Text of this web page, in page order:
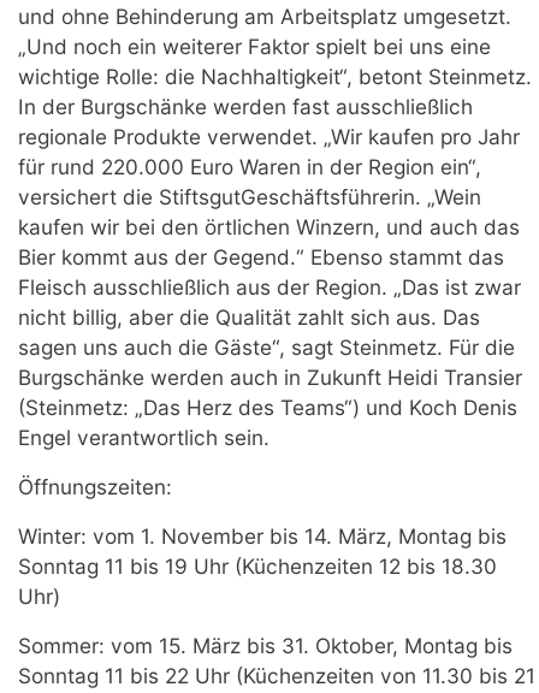
und ohne Behinderung am Arbeitsplatz umgesetzt.
„Und noch ein weiterer Faktor spielt bei uns eine
wichtige Rolle: die Nachhaltigkeit“, betont Steinmetz.
In der Burgschänke werden fast ausschließlich
regionale Produkte verwendet. „Wir kaufen pro Jahr
für rund 220.000 Euro Waren in der Region ein“,
versichert die StiftsgutGeschäftsführerin. „Wein
kaufen wir bei den örtlichen Winzern, und auch das
Bier kommt aus der Gegend.“ Ebenso stammt das
Fleisch ausschließlich aus der Region. „Das ist zwar
nicht billig, aber die Qualität zahlt sich aus. Das
sagen uns auch die Gäste“, sagt Steinmetz. Für die
Burgschänke werden auch in Zukunft Heidi Transier
(Steinmetz: „Das Herz des Teams“) und Koch Denis
Engel verantwortlich sein.
Öffnungszeiten:
Winter: vom 1. November bis 14. März, Montag bis
Sonntag 11 bis 19 Uhr (Küchenzeiten 12 bis 18.30
Uhr)
Sommer: vom 15. März bis 31. Oktober, Montag bis
Sonntag 11 bis 22 Uhr (Küchenzeiten von 11.30 bis 21